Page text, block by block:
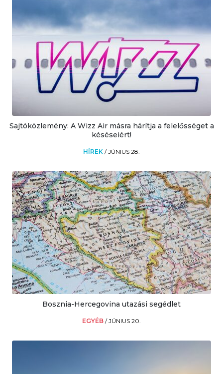
Sajtóközlemény: A Wizz Air másra hárítja a felelősséget a
késéseiért!
HÍREK /JÚNIUS 28.
Bosznia-Hercegovina utazási segédlet
EGYÉB /JÚNIUS 20.